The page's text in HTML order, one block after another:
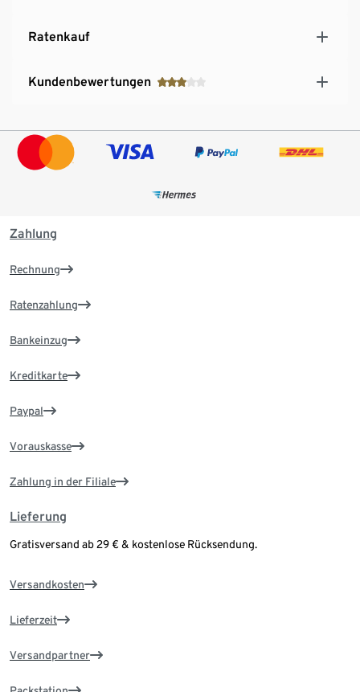
Ratenkauf
Kundenbewertungen
Zahlung
Rechnung
Ratenzahlung
Bankeinzug
Kreditkarte
Paypal
Vorauskasse
Zahlung in der Filiale
Lieferung
Gratisversand ab 29 € & kostenlose Rücksendung.
Versandkosten
Lieferzeit
Versandpartner